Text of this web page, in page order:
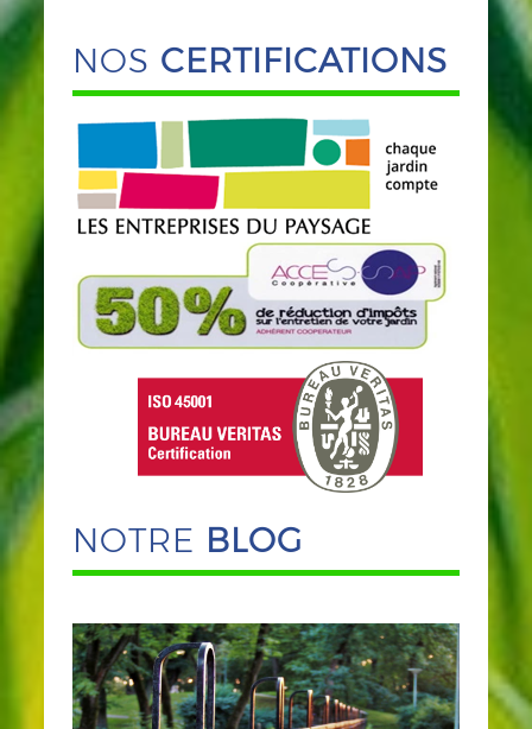
NOS CERTIFICATIONS
NOTRE BLOG